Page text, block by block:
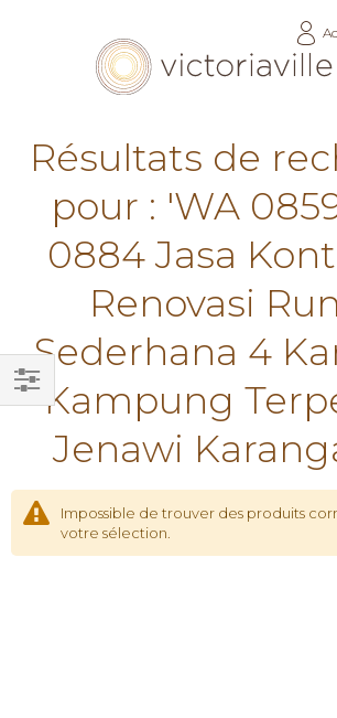
Résultats de
pour : 'WA
0884 Jasa
Renovasi
Sederhana 4
Kampung
Jenawi
Impossible de trouver des produits
votre sélection.
Filtrer